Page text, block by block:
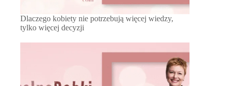
Dlaczego kobiety nie potrzebują więcej wiedzy,
tylko więcej decyzji